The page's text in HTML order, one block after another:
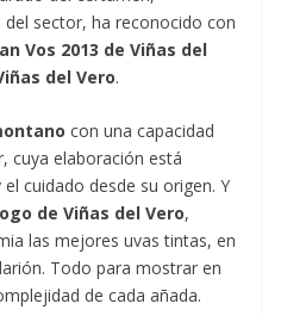
sector, ha reconocido con
Vos 2013 de Viñas del
del Vero.
con una capacidad
cuya elaboración está
cuidado desde su origen. Y
de Viñas del Vero,
las mejores uvas tintas, en
Todo para mostrar en
de cada añada.